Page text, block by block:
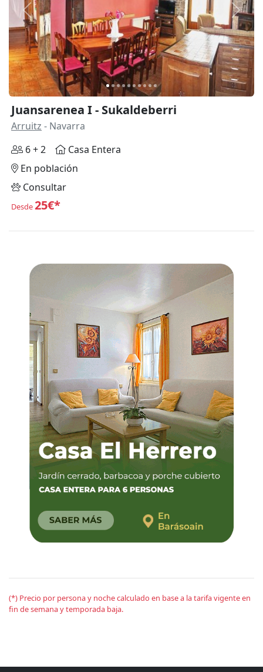
Anterior
Juansarenea I - Sukaldeberri
Arruitz - Navarra
6 + 2
Casa Entera
En población
Consultar
Desde25€*
(*) Precio por persona y noche calculado en base a la tarifa vigente en
fin de semana y temporada baja.